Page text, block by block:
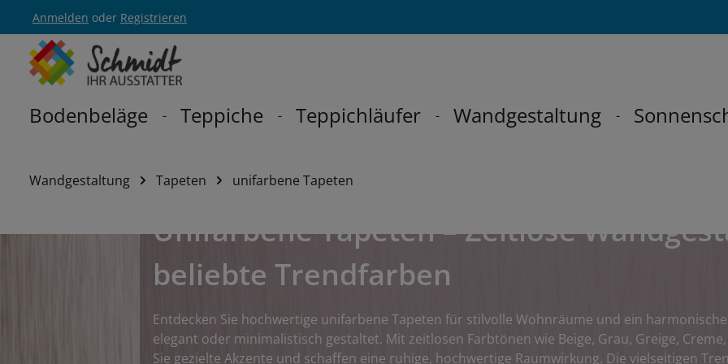
Hauptnavigation springen
Anmelden oder Registrieren
Bodenbeläge Teppiche Teppichläufer Wandgestaltung
Wandgestaltung Tapeten unifarbene Tapeten
Unifarbene Tapeten – Zeitlose
beliebte Trendfarben
Entdecken Sie hochwertige unifarbene Tapeten für stilvolle Wohnräume und ein
elegant oder minimalistisch gestaltet. Mit zeitlosen Farbtönen wie Beige, Grau, Greige,
Sie gezielte Akzente und schaffen eine ruhige, hochwertige Raumwirkung. Die vielseitigen